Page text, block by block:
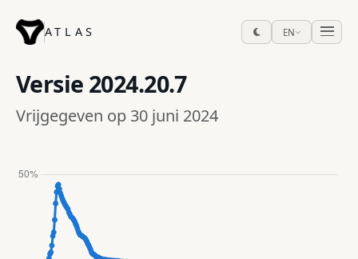
ATLAS EN
Versie 2024.20.7
Vrijgegeven op 30 juni 2024